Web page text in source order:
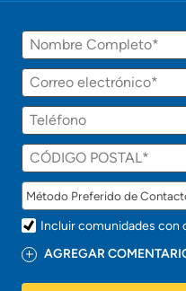
r
á
r
n
t
!
Nombre
Correo
electrónico
Teléfono
Incluir comunidades con
AGREGAR